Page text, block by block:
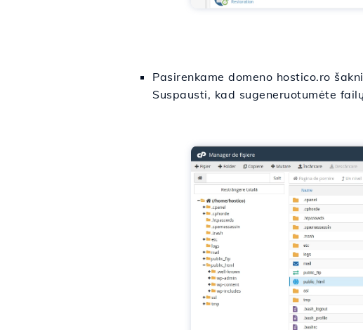
Pasirenkame domeno hostico.ro
Suspausti, kad sugeneruotumėte